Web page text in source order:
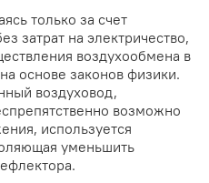
только за счет
затрат на электричество,
воздухообмена в
основе законов физики.
воздуховод,
возможно
используется
уменьшить